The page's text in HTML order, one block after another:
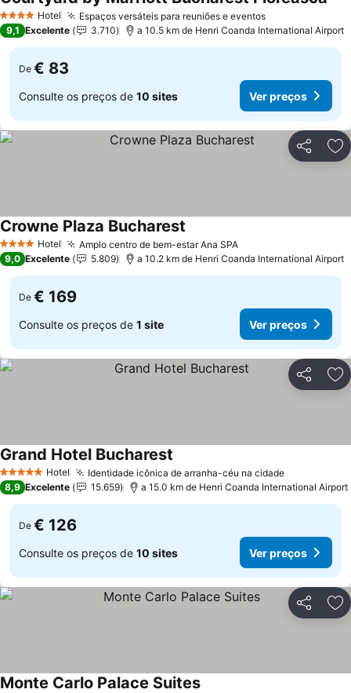
4 EstrelasHotel Espaços versáteis para reuniões e eventos
9,1 Excelente 3.710 a 10.5 km de Henri Coanda International Airport
De € 83
Consulte os preços de 10 sites Ver preços
Partilhar
4 EstrelasHotel Amplo centro de bem-estar Ana SPA
Crowne Plaza Bucharest
9,0 Excelente 5.809 a 10.2 km de Henri Coanda International Airport
De € 169
Consulte os preços de 1 site Ver preços
Partilhar
5 Estrelas Hotel Identidade icônica de arranha-céu na cidade
Grand Hotel Bucharest
8,9 Excelente 15.659 a 15.0 km de Henri Coanda International Airport
De € 126
Consulte os preços de 10 sites Ver preços
Partilhar
Monte Carlo Palace Suites